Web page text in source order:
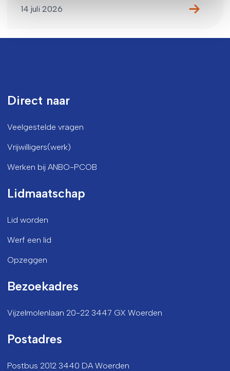
14 juli 2026
Direct naar
Veelgestelde vragen
Vrijwilligers(werk)
Werken bij ANBO-PCOB
Lidmaatschap
Lid worden
Werf een lid
Opzeggen
Bezoekadres
Vijzelmolenlaan 20-22 3447 GX Woerden
Postadres
Postbus 2012 3440 DA Woerden